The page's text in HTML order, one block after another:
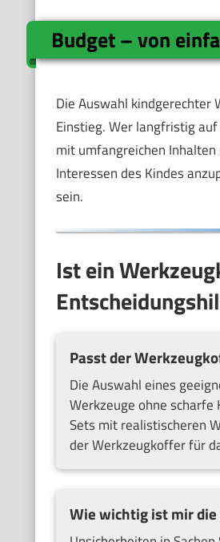
Budget – von
Die Auswahl kindgerechter
Einstieg. Wer langfristig
mit umfangreichen
Interessen des Kindes
sein.
Ist ein
Passt der
Die Auswahl eines
Werkzeuge ohne
Sets mit realistischeren
der Werkzeugkoffer für
Wie wichtig ist mir